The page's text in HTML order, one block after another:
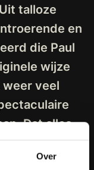
Over
talloze
en
die Paul
wijze
veel
Dat alles
de Miguel